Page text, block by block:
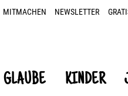
MITMACHEN NEWSLETTER
GLAUBE KINDER